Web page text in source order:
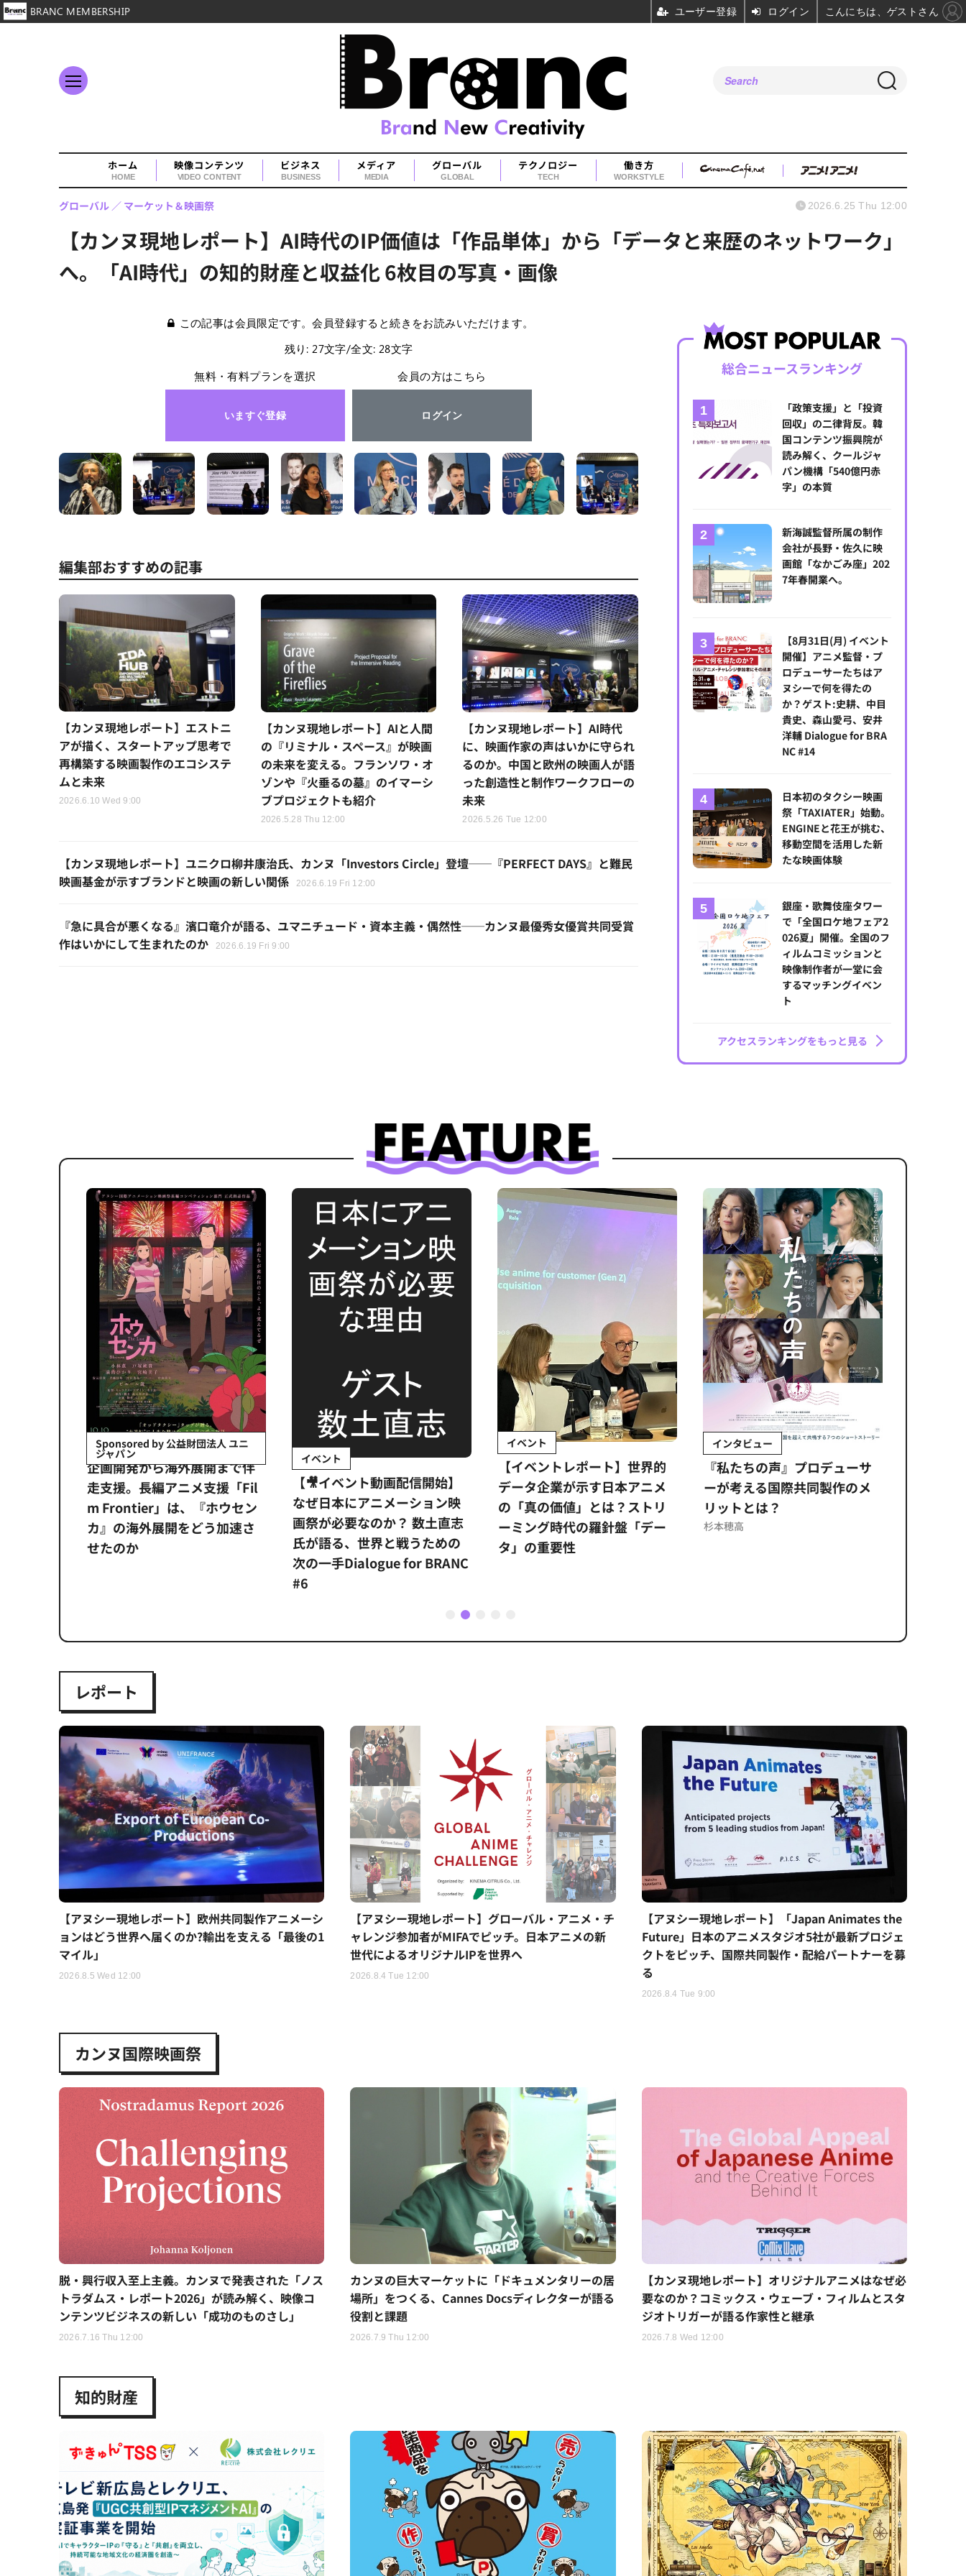
ホーム
HOME
映像コンテンツ
VIDEO CONTENT
ビジネス
BUSINESS
メディア
MEDIA
グローバル
GLOBAL
テクノロジー
TECH
働き方
WORKSTYLE
【カンヌ現地レポート】AI時代のIP価値は「作品単体」から「データと来歴のネットワーク」
へ。「AI時代」の知的財産と収益化 6枚目の写真・画像
グローバル マーケット＆映画祭 2026.6.25 Thu 12:00
この記事は会員限定です。会員登録すると続きをお読みいただけます。
残り: 27文字/全文: 28文字
無料・有料プランを選択
いますぐ登録
会員の方はこちら
ログイン
編集部おすすめの記事
【カンヌ現地レポート】エストニ
アが描く、スタートアップ思考で
再構築する映画製作のエコシステ
ムと未来
2026.6.10 Wed 9:00
【カンヌ現地レポート】AIと人間
の『リミナル・スペース』が映画
の未来を変える。フランソワ・オ
ゾンや『火垂るの墓』のイマーシ
ブプロジェクトも紹介
2026.5.28 Thu 12:00
【カンヌ現地レポート】AI時代
に、映画作家の声はいかに守られ
るのか。中国と欧州の映画人が語
った創造性と制作ワークフローの
未来
2026.5.26 Tue 12:00
【カンヌ現地レポート】ユニクロ柳井康治氏、カンヌ「Investors Circle」登壇──『PERFECT DAYS』と難民
映画基金が示すブランドと映画の新しい関係
2026.6.19 Fri 12:00
『急に具合が悪くなる』濱口竜介が語る、ユマニチュード・資本主義・偶然性──カンヌ最優秀女優賞共同受賞
作はいかにして生まれたのか
2026.6.19 Fri 9:00
総合ニュースランキング
「政策支援」と「投資
回収」の二律背反。韓
国コンテンツ振興院が
読み解く、クールジャ
パン機構「540億円赤
字」の本質
新海誠監督所属の制作
会社が長野・佐久に映
画館「なかごみ座」202
7年春開業へ。
【8月31日(月) イベント
開催】アニメ監督・プ
ロデューサーたちはア
ヌシーで何を得たの
か？ゲスト:史耕、中目
貴史、森山愛弓、安井
洋輔 Dialogue for BRA
NC #14
日本初のタクシー映画
祭「TAXIATER」始動。
ENGINEと花王が挑む、
移動空間を活用した新
たな映画体験
銀座・歌舞伎座タワー
で「全国ロケ地フェア2
026夏」開催。全国のフ
ィルムコミッションと
映像制作者が一堂に会
するマッチングイベン
ト
アクセスランキングをもっと見る
Sponsored by 公益財団法人 ユニ
ジャパン
企画開発から海外展開まで伴
走支援。長編アニメ支援「Fil
m Frontier」は、『ホウセン
カ』の海外展開をどう加速さ
せたのか
イベント
【🎥イベント動画配信開始】
なぜ日本にアニメーション映
画祭が必要なのか？ 数土直志
氏が語る、世界と戦うための
次の一手Dialogue for BRANC
#6
イベント
【イベントレポート】世界的
データ企業が示す日本アニメ
の「真の価値」とは？ストリ
ーミング時代の羅針盤「デー
タ」の重要性
インタビュー
『私たちの声』プロデューサ
ーが考える国際共同製作のメ
リットとは？
杉本穂高
1 2
レポート
【アヌシー現地レポート】欧州共同製作アニメーシ
ョンはどう世界へ届くのか?輸出を支える「最後の1
マイル」
2026.8.5 Wed 12:00
【アヌシー現地レポート】グローバル・アニメ・チ
ャレンジ参加者がMIFAでピッチ。日本アニメの新
世代によるオリジナルIPを世界へ
2026.8.4 Tue 12:00
【アヌシー現地レポート】「Japan Animates the
Future」日本のアニメスタジオ5社が最新プロジェ
クトをピッチ、国際共同製作・配給パートナーを募
る
2026.8.4 Tue 9:00
カンヌ国際映画祭
脱・興行収入至上主義。カンヌで発表された「ノス
トラダムス・レポート2026」が読み解く、映像コ
ンテンツビジネスの新しい「成功のものさし」
2026.7.16 Thu 12:00
カンヌの巨大マーケットに「ドキュメンタリーの居
場所」をつくる、Cannes Docsディレクターが語る
役割と課題
2026.7.9 Thu 12:00
【カンヌ現地レポート】オリジナルアニメはなぜ必
要なのか？コミックス・ウェーブ・フィルムとスタ
ジオトリガーが語る作家性と継承
2026.7.8 Wed 12:00
知的財産
BRANC MEMBERSHIP ユーザー登録 ログイン こんにちは、ゲストさん